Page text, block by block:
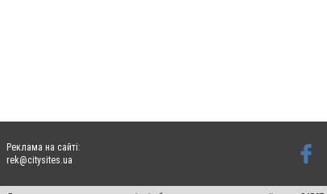
Реклама на сайті:
rek@citysites.ua